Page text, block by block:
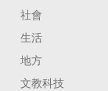
社會
生活
地方
文教科技